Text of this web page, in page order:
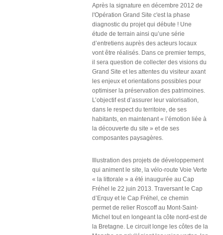
Après la signature en décembre 2012 de
l'Opération Grand Site c'est la phase
diagnostic du projet qui débute ! Une
étude de terrain ainsi qu’une série
d’entretiens auprès des acteurs locaux
vont être réalisés. Dans ce premier temps,
il sera question de collecter des visions du
Grand Site et les attentes du visiteur axant
les enjeux et orientations possibles pour
optimiser la préservation des patrimoines.
L’objectif est d’assurer leur valorisation,
dans le respect du territoire, de ses
habitants, en maintenant « l’émotion liée à
la découverte du site » et de ses
composantes paysagères.
Illustration des projets de développement
qui animent le site, la vélo-route Voie Verte
« la littorale » a été inaugurée au Cap
Fréhel le 22 juin 2013. Traversant le Cap
d’Erquy et le Cap Fréhel, ce chemin
permet de relier Roscoff au Mont-Saint-
Michel tout en longeant la côte nord-est de
la Bretagne. Le circuit longe les côtes de la